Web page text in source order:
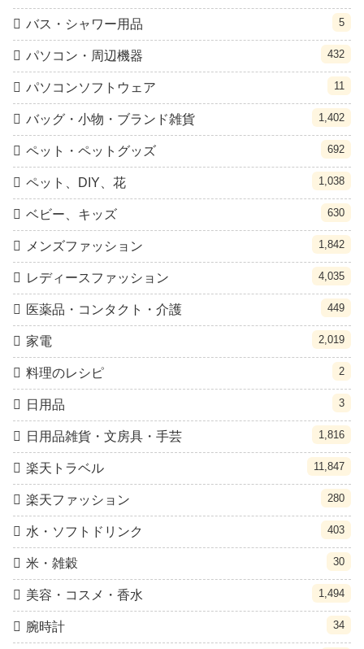
バス・シャワー用品 5
パソコン・周辺機器 432
パソコンソフトウェア 11
バッグ・小物・ブランド雑貨 1,402
ペット・ペットグッズ 692
ペット、DIY、花 1,038
ベビー、キッズ 630
メンズファッション 1,842
レディースファッション 4,035
医薬品・コンタクト・介護 449
家電 2,019
料理のレシピ 2
日用品 3
日用品雑貨・文房具・手芸 1,816
楽天トラベル 11,847
楽天ファッション 280
水・ソフトドリンク 403
米・雑穀 30
美容・コスメ・香水 1,494
腕時計 34